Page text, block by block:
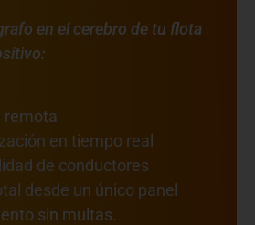
en el cerebro de tu flota
remota
en tiempo real
de conductores
desde un único panel
sin multas.